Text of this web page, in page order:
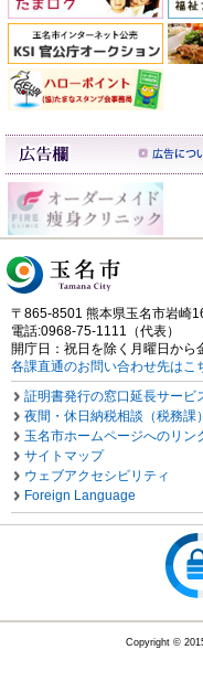
〒865-8501 熊本県玉名市岩崎
電話:0968-75-1111（代表）
開庁日：祝日を除く月曜日から
各課直通のお問い合わせ先はこ
証明書発行の窓口延長サービ
夜間・休日納税相談（税務課）
玉名市ホームページへのリン
サイトマップ
ウェブアクセシビリティ
Foreign Language
Copyright ©